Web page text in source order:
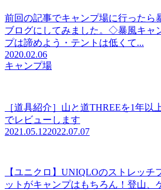
前回の記事でキャンプ場に行ったら
ブログにしてみました。◇暴風キャ
プは諦めよう・テントは低くて...
2020.02.06
キャンプ場
［道具紹介］山と道THREEを1年以
でレビューします
2021.05.122022.07.07
【ユニクロ】UNIQLOのストレッチ
ットがキャンプはもちろん！登山、